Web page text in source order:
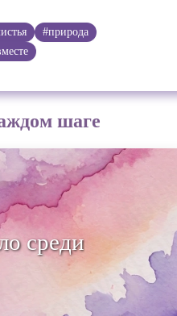
#природа
шаге
хол